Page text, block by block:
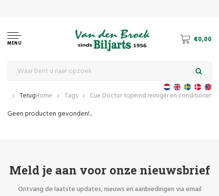
MENU €0,00
TerugHome Tags Cue Doctor topeind reiniger en conditioner
Geen producten gevonden!...
Meld je aan voor onze nieuwsbrief
Ontvang de laatste updates, nieuws en aanbiedingen via email